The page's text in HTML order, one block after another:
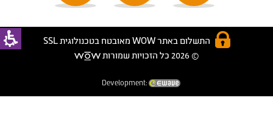
התשלום באתר WOW מאובטח בטכנולוגית SSL
© 2026 כל הזכויות שמורות
Development: